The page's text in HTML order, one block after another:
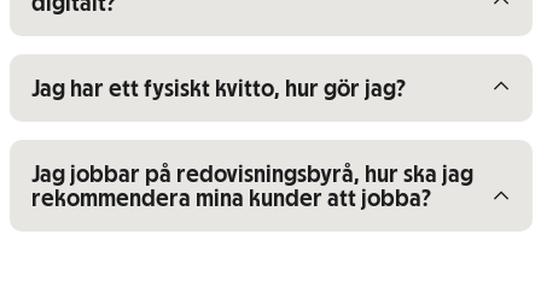
Visa/dölj innehåll för
Jag har ett fysiskt kvitto, hur gör jag?
Visa/dölj innehåll för
Jag jobbar på redovisningsbyrå, hur ska jag
rekommendera mina kunder att jobba?